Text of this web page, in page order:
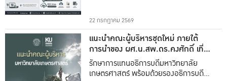
22 กรกฎาคม 2569
แนะนำคณะผู้บริหารชุดใหม่ ภายใต้
การนำของ ผศ.น.สพ.ดร.คงศักดิ์ เที่ยง
ธรรม
รักษาการแทนอธิการบดีมหาวิทยาลัย
เกษตรศาสตร์ พร้อมด้วยรองอธิการบดีทั้ง